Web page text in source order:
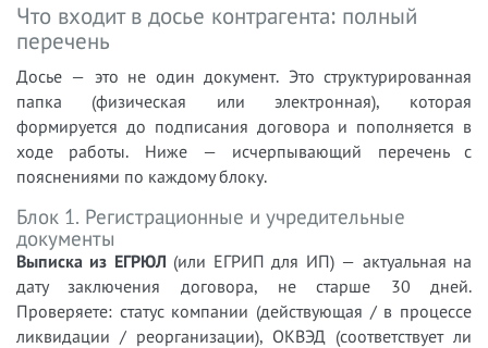
Что входит в досье контрагента: полный
перечень
Досье — это не один документ. Это структурированная
папка (физическая или электронная), которая
формируется до подписания договора и пополняется в
ходе работы. Ниже — исчерпывающий перечень с
пояснениями по каждому блоку.
Блок 1. Регистрационные и учредительные
документы
Выписка из ЕГРЮЛ (или ЕГРИП для ИП) — актуальная на
дату заключения договора, не старше 30 дней.
Проверяете: статус компании (действующая / в процессе
ликвидации / реорганизации), ОКВЭД (соответствует ли